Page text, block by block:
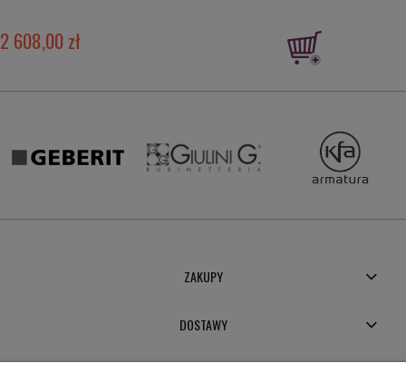
2 608,00 zł
ZAKUPY
DOSTAWY